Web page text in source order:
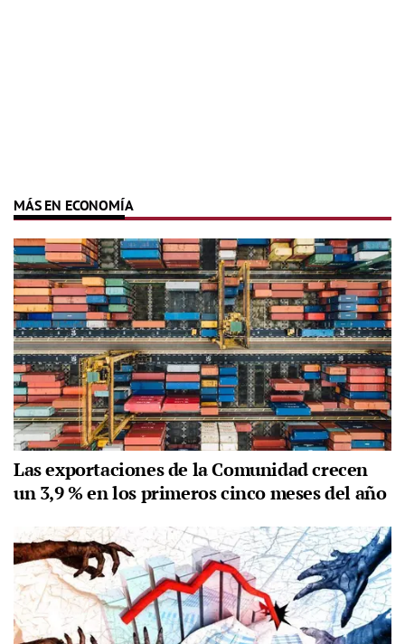
MÁS EN ECONOMÍA
Las exportaciones de la Comunidad crecen
un 3,9 % en los primeros cinco meses del año